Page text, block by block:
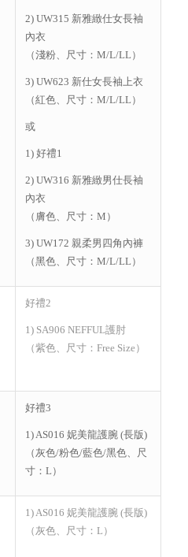
2) UW315 新雅緻仕女長袖
內衣
（淺粉、尺寸：M/L/LL）
3) UW623 新仕女長袖上衣
（紅色、尺寸：M/L/LL）
或
1) 好禮1
2) UW316 新雅緻男仕長袖
內衣
（膚色、尺寸：M）
3) UW172 親柔男四角內褲
（黑色、尺寸：M/L/LL）
好禮2
1) SA906 NEFFUL護肘
（紫色、尺寸：Free Size）
好禮3
1) AS016 妮美龍護腕 (長版)
（灰色/粉色/藍色/黑色、尺
寸：L）
1) AS016 妮美龍護腕 (長版)
（灰色、尺寸：L）